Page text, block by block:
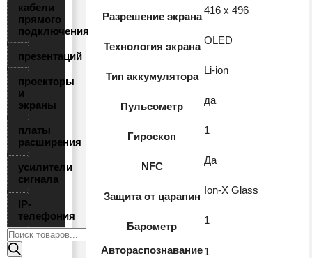
кабели
прямого
подключения
презентаций
проекторы
и
экраны
платы
расширения
усилители
сигнала
IP-
телефония
Поиск
товаров
Разрешение экрана
416 х 496
Технология экрана
OLED
Тип аккумулятора
Li-ion
Пульсометр
да
Гироскоп
1
NFC
Да
Защита от царапин
Ion-X Glass
Барометр
1
Автораспознавание1